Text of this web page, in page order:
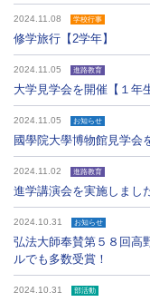
2024.11.08 学校行事
修学旅行【2学年】
2024.11.05 進路教育
大学見学会を開催【１年
2024.11.05 お知らせ
國學院大學博物館見学会
2024.11.02 進路教育
進学講演会を実施しまし
2024.10.31 お知らせ
弘法大師奉賛第５８回高
ルでも多数受賞！
2024.10.31 部活動